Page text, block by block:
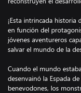
¡Esta intrincada historia
en función del
jóvenes aventureros
salvar el mundo de la
Cuando el mundo
desenvainó la Espada
benevodones, los